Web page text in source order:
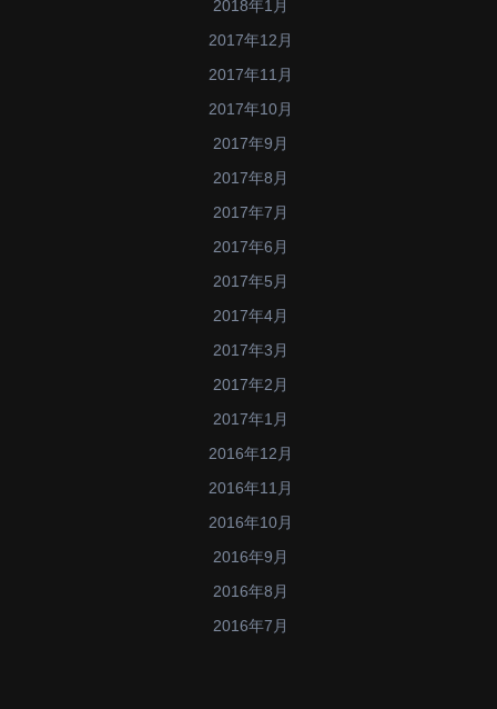
2018年1月
2017年12月
2017年11月
2017年10月
2017年9月
2017年8月
2017年7月
2017年6月
2017年5月
2017年4月
2017年3月
2017年2月
2017年1月
2016年12月
2016年11月
2016年10月
2016年9月
2016年8月
2016年7月